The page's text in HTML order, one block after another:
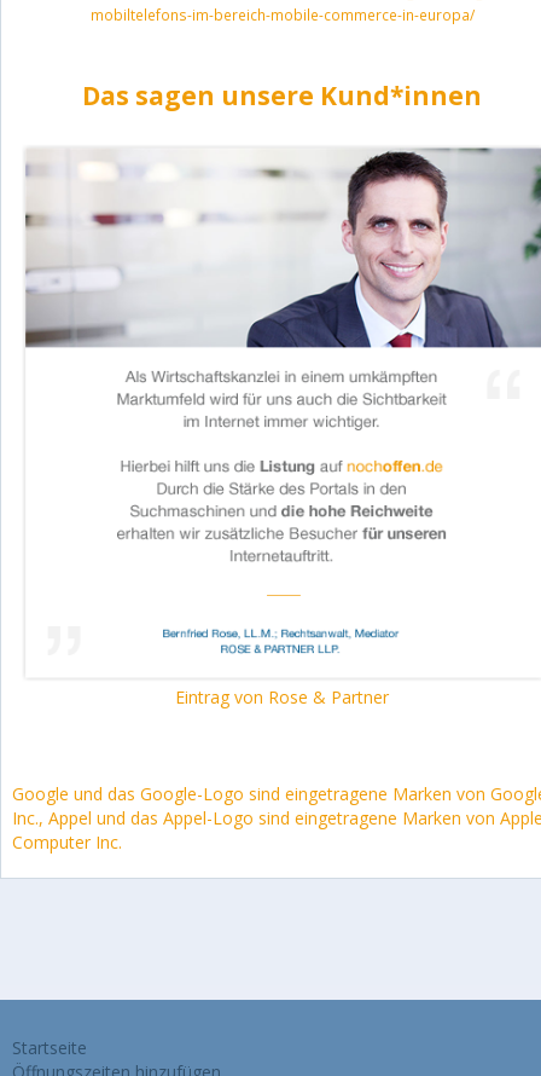
mobiltelefons-im-bereich-mobile-commerce-in-europa/
Das sagen unsere Kund*innen
Eintrag von Rose & Partner
Google und das Google-Logo sind eingetragene Marken von
Inc., Appel und das Appel-Logo sind eingetragene Marken von
Computer Inc.
Startseite
Öffnungszeiten hinzufügen